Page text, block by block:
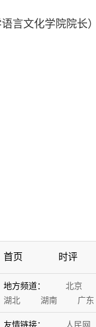
言文化学院院长）
首页 时评
地方频道： 北京
湖北
湖南 广东
友情链接： 人民网